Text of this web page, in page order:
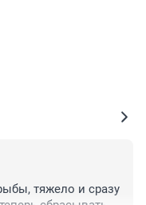
тяжело и сразу